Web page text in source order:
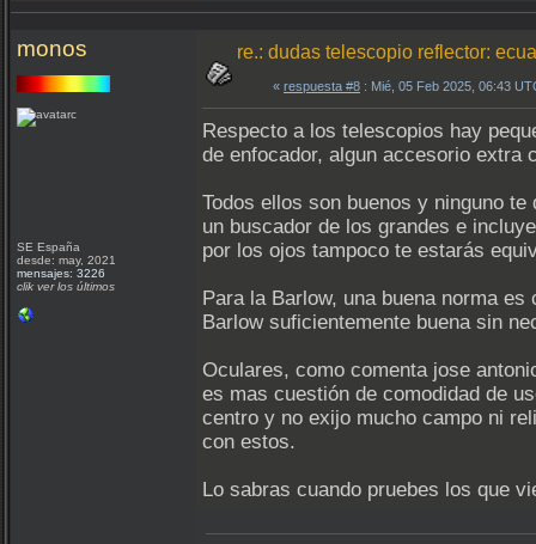
monos
SE España
desde: may, 2021
mensajes: 3226
clik ver los últimos
re.: dudas telescopio reflector:
« respuesta #8 : Mié, 05 Feb 2025, 06:43
Respecto a los telescopios hay
de enfocador, algun accesorio extra
Todos ellos son buenos y ninguno
un buscador de los grandes e
por los ojos tampoco te estarás
Para la Barlow, una buena norma
Barlow suficientemente buena sin
Oculares, como comenta jose
es mas cuestión de comodidad de
centro y no exijo mucho campo ni
con estos.
Lo sabras cuando pruebes los que